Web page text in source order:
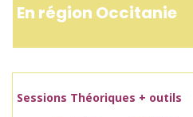
En région Occitanie
Sessions Théoriques + outils